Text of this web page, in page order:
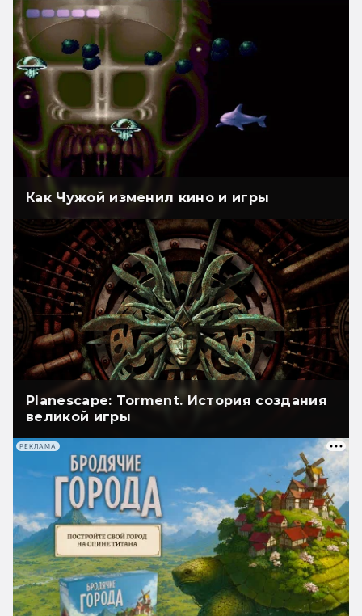
Как Чужой изменил кино и игры
Planescape: Torment. История создания
великой игры
РЕКЛАМА